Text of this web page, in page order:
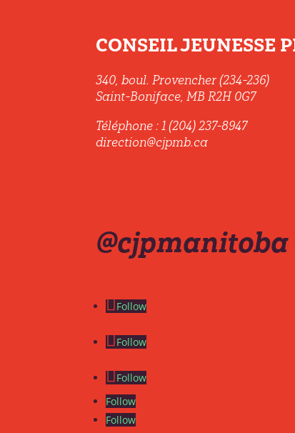
CONSEIL JEUNESSE
340, boul. Provencher (234-236)
Saint-Boniface, MB R2H 0G7
Téléphone : 1 (204) 237-8947
direction@cjpmb.ca
@cjpmanitoba
Follow
Follow
Follow
Follow
Follow